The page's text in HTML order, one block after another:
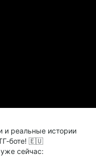
и реальные истории
боте! 🇪🇺
сейчас: